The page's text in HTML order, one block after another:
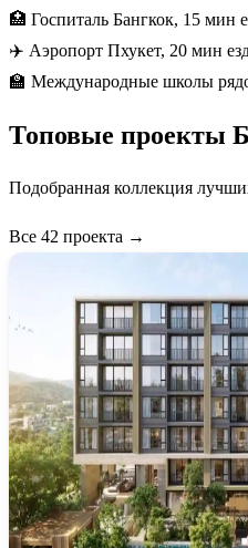
🏥 Госпиталь Бангкок, 15 мин
✈️ Аэропорт Пхукет, 20 мин
🏫 Международные школы
Топовые проекты
Подобранная коллекция
Все 42 проекта →